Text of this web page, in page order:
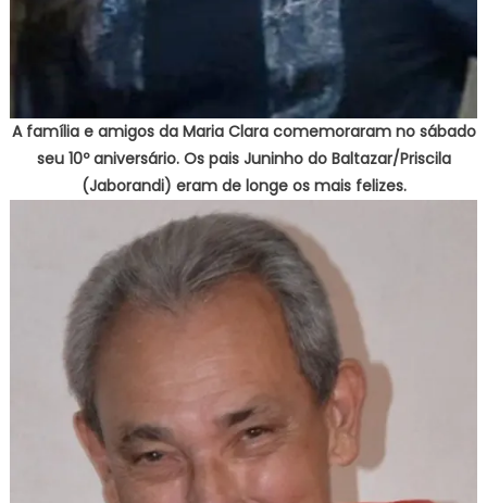
A família e amigos da Maria Clara comemoraram no sábado
seu 10º aniversário. Os pais Juninho do Baltazar/Priscila
(Jaborandi) eram de longe os mais felizes.